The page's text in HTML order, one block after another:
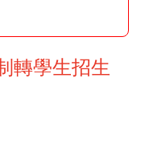
轉學生招生